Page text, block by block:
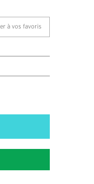
à vos favoris